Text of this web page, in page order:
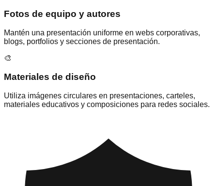
Fotos de equipo y autores
Mantén una presentación uniforme en webs corporativas,
blogs, portfolios y secciones de presentación.
🎨
Materiales de diseño
Utiliza imágenes circulares en presentaciones, carteles,
materiales educativos y composiciones para redes sociales.